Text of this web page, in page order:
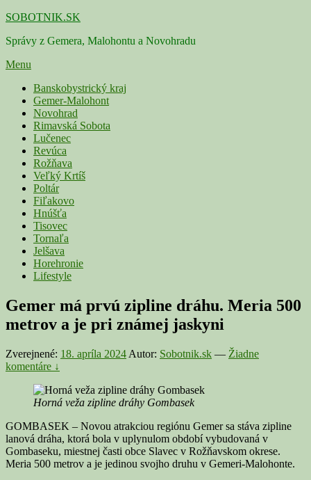
Skip
content
SOBOTNIK.SK
Správy z Gemera, Malohontu a Novohradu
Menu
Primárne
menu
Banskobystrický kraj
Gemer-Malohont
Novohrad
Rimavská Sobota
Lučenec
Revúca
Rožňava
Veľký Krtíš
Poltár
Fiľakovo
Hnúšťa
Tisovec
Tornaľa
Jelšava
Horehronie
Lifestyle
Gemer má prvú zipline dráhu. Meria 500
metrov a je pri známej jaskyni
Zverejnené: 18. apríla 2024 Autor: Sobotnik.sk — Žiadne
komentáre ↓
Horná veža zipline dráhy Gombasek
GOMBASEK – Novou atrakciou regiónu Gemer sa stáva zipline
lanová dráha, ktorá bola v uplynulom období vybudovaná v
Gombaseku, miestnej časti obce Slavec v Rožňavskom okrese.
Meria 500 metrov a je jedinou svojho druhu v Gemeri-Malohonte.